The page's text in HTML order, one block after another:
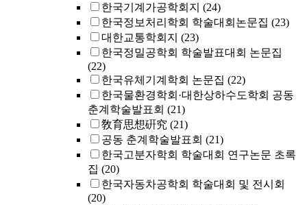
한국기계가공학회지 (24)
한국정보처리학회 학술대회논문집 (23)
대한교통학회지 (23)
한국정밀공학회 학술발표대회 논문집
(22)
한국유체기계학회 논문집 (22)
한국물환경학회·대한상하수도학회 공동
춘계학술발표회 (21)
敎育思想硏究 (21)
공동 춘계학술발표회 (21)
한국고분자학회 학술대회 연구논문 초록
집 (20)
한국자동차공학회 학술대회 및 전시회
(20)